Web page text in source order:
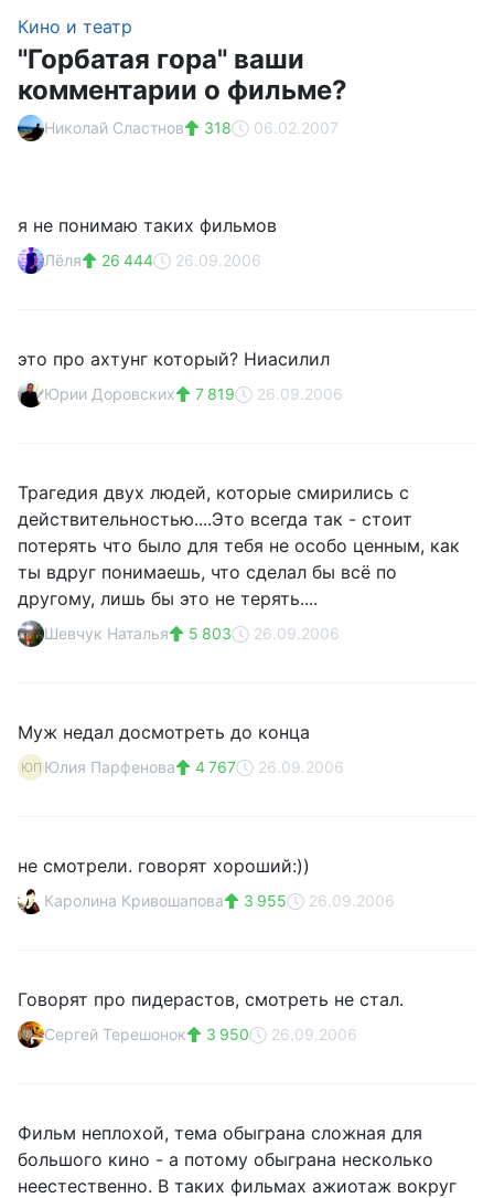
Кино и театр
"Горбатая гора" ваши
комментарии о фильме?
Николай Сластнов 318 06.02.2007
я не понимаю таких фильмов
Лёля 26 444 26.09.2006
это про ахтунг который? Ниасилил
Юрии Доровских 7 819 26.09.2006
Трагедия двух людей, которые смирились с
действительностью....Это всегда так - стоит
потерять что было для тебя не особо ценным, как
ты вдруг понимаешь, что сделал бы всё по
другому, лишь бы это не терять....
Шевчук Наталья 5 803 26.09.2006
Муж недал досмотреть до конца
ЮП Юлия Парфенова 4 767 26.09.2006
не смотрели. говорят хороший:))
Каролина Кривошапова 3 955 26.09.2006
Говорят про пидерастов, смотреть не стал.
Сергей Терешонок 3 950 26.09.2006
Фильм неплохой, тема обыграна сложная для
большого кино - а потому обыграна несколько
неестественно. В таких фильмах ажиотаж вокруг